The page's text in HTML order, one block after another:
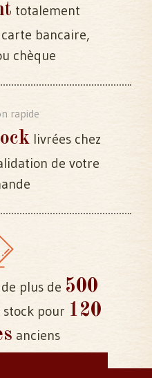
totalement
bancaire,
chèque
livrées chez
de votre
de plus de 500
stock pour 120
anciens